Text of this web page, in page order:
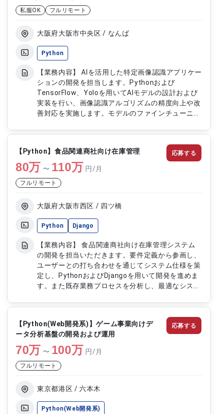
私服OK フルリモート
大阪府大阪市中央区 / なんば
Python
【業務内容】 AIを活用した特定画像認識アプリケー
ションの開発を担当します。Pythonおよび
TensorFlow、Yoloを用いてAIモデルの設計および
実装を行い、画像認識アルゴリズムの精度向上や改
善対応を実施します。モデルのファインチューニン
精度の最適化を行います。 【作業内容】 ・Python
およびTensorFlow、Yoloを用いたAIモデル開発 ・
画像認識アルゴリズムの実装および改善 ・AIモデル
のファインチューニング ・モデル精度検証および
評価 ・画像認識機能の調整および最適化
【Python】食品関連商社向け在庫管理
80万 〜 110万 円/月
フルリモート
大阪府大阪市西区 / 四ツ橋
Python Django
【業務内容】 食品関連商社向け在庫管理システム
の開発を担当いただきます。要件定義から参画し、
ユーザーとの打ち合わせを通じてシステム仕様を策
定し、PythonおよびDjangoを用いて開発を進めま
す。また既存業務プロセスを分析し、最適なシステ
用フェーズまで一貫して対応します。 【作業内
容】 ・在庫管理システムの要件定義対応 ・ユーザ
ーとの打ち合わせによる仕様策定 ・Pythonおよび
Djangoを用いたシステム開発 ・システムのテスト
および導入支援対応 ・運用フェーズにおけるサポ
ート対応
応募する
【Python(Web開発系)】ゲーム事業向けデ
ータ分析基盤の開発および運用
70万 〜 100万 円/月
フルリモート
東京都港区 / 六本木
Python(Web開発系)
応募する